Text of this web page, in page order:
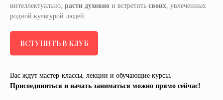
интеллектуально, расти духовно и встретить своих, увлеченных
родной культурой людей.
ВСТУПИТЬ В КЛУБ
Вас ждут мастер-классы, лекции и обучающие курсы.
Присоединиться и начать заниматься можно прямо сейчас!